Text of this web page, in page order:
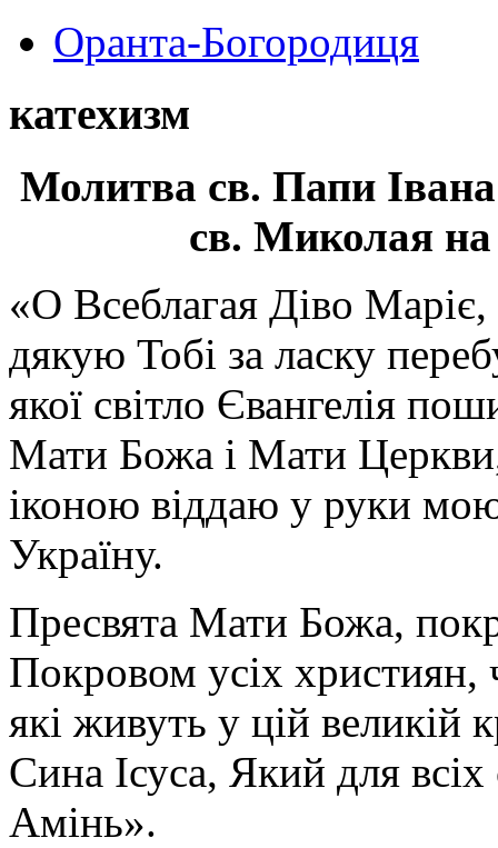
Оранта-Богородиця
катехизм
Молитва св. Папи
св. Миколая на
«О Всеблагая Діво
дякую Тобі за ласку
якої світло Євангелія
Мати Божа і Мати
іконою віддаю у руки
Україну.
Пресвята Мати Божа,
Покровом усіх християн,
які живуть у цій великій
Сина Ісуса, Який для
Амінь».